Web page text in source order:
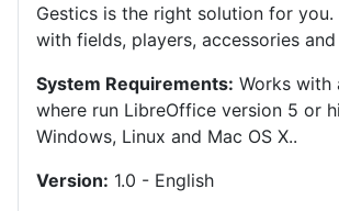
Gestics is the right solution for you.
with fields, players, accessories
System Requirements: Works with
where run LibreOffice version 5 or
Windows, Linux and Mac OS X..
Version: 1.0 - English